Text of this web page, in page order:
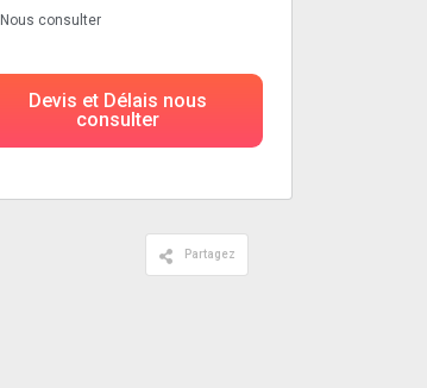
Nous consulter
Devis et Délais nous
consulter
Partagez